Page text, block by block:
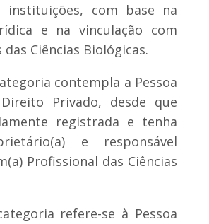
instituições, com base na
e na vinculação com
Ciências Biológicas.
contempla a Pessoa
Privado, desde que
registrada e tenha
e responsável
Profissional das Ciências
refere-se à Pessoa